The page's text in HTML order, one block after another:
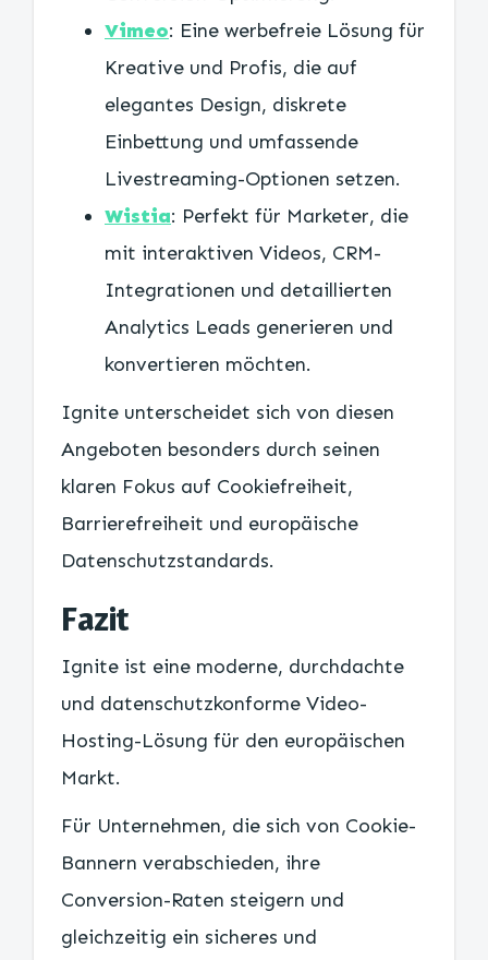
Vimeo: Eine werbefreie Lösung für
Kreative und Profis, die auf
elegantes Design, diskrete
Einbettung und umfassende
Livestreaming-Optionen setzen.
Wistia: Perfekt für Marketer, die
mit interaktiven Videos, CRM-
Integrationen und detaillierten
Analytics Leads generieren und
konvertieren möchten.
Ignite unterscheidet sich von diesen
Angeboten besonders durch seinen
klaren Fokus auf Cookiefreiheit,
Barrierefreiheit und europäische
Datenschutzstandards.
Fazit
Ignite ist eine moderne, durchdachte
und datenschutzkonforme Video-
Hosting-Lösung für den europäischen
Markt.
Für Unternehmen, die sich von Cookie-
Bannern verabschieden, ihre
Conversion-Raten steigern und
gleichzeitig ein sicheres und